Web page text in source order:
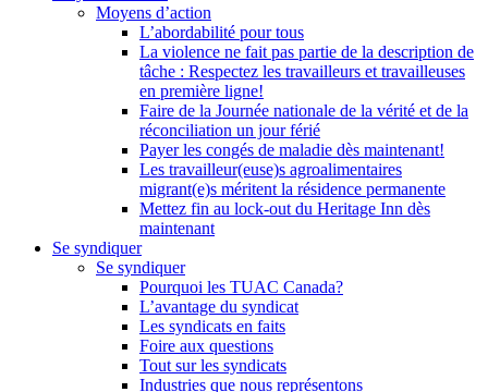
Moyens d’action
L’abordabilité pour tous
La violence ne fait pas partie de la description de
tâche : Respectez les travailleurs et travailleuses
en première ligne!
Faire de la Journée nationale de la vérité et de la
réconciliation un jour férié
Payer les congés de maladie dès maintenant!
Les travailleur(euse)s agroalimentaires
migrant(e)s méritent la résidence permanente
Mettez fin au lock-out du Heritage Inn dès
maintenant
Se syndiquer
Se syndiquer
Pourquoi les TUAC Canada?
L’avantage du syndicat
Les syndicats en faits
Foire aux questions
Tout sur les syndicats
Industries que nous représentons